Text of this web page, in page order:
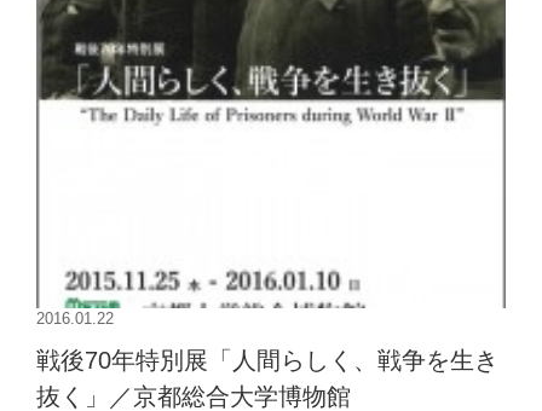
2016.01.22
戦後70年特別展「人間らしく、戦争を生き
抜く」／京都総合大学博物館